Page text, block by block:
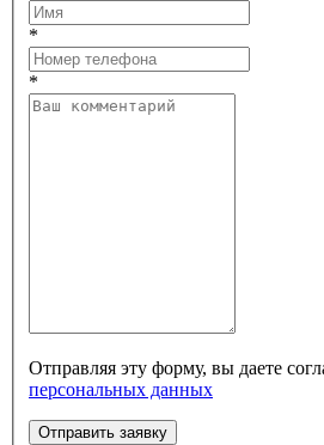
*
*
Отправляя эту форму, вы даете
персональных данных
Отправить заявку